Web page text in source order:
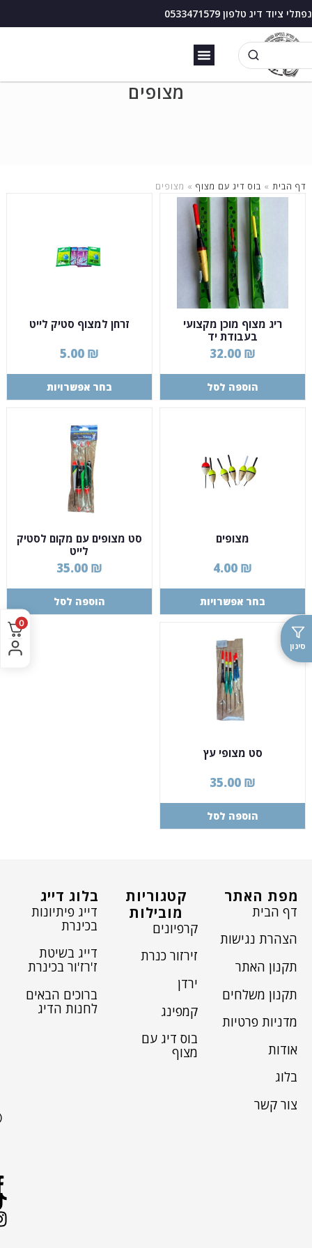
נפתלי ציוד דיג טלפון 0533471579
מצופים
דף הבית» בוס דיג עם מצוף» מצופים
סינון
ריג מצוף מוכן מקצועי
בעבודת יד
32.00 ₪
הוספה לסל
זרחן למצוף סטיק לייט
5.00 ₪
בחר אפשרויות
מצופים
4.00 ₪
בחר אפשרויות
סט מצופים עם מקום לסטיק
לייט
35.00 ₪
הוספה לסל
סט מצופי עץ
35.00 ₪
הוספה לסל
מפת האתר
דף הבית
הצהרת נגישות
תקנון האתר
תקנון משלחים
מדניות פרטיות
אודות
בלוג
צור קשר
קטגוריות
מובילות
קרפיונים
זירזור כנרת
ירדן
קמפינג
בוס דיג עם
מצוף
בלוג דייג
דייג פיתיונות
בכינרת
דייג בשיטת
ז'רז'ור בכינרת
ברוכים הבאים
לחנות הדיג
0